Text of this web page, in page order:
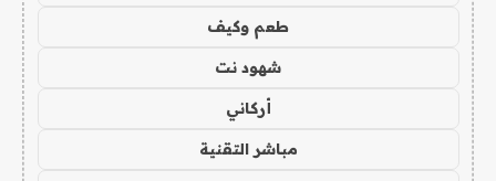
طعم وكيف
شهود نت
أركاني
مباشر التقنية